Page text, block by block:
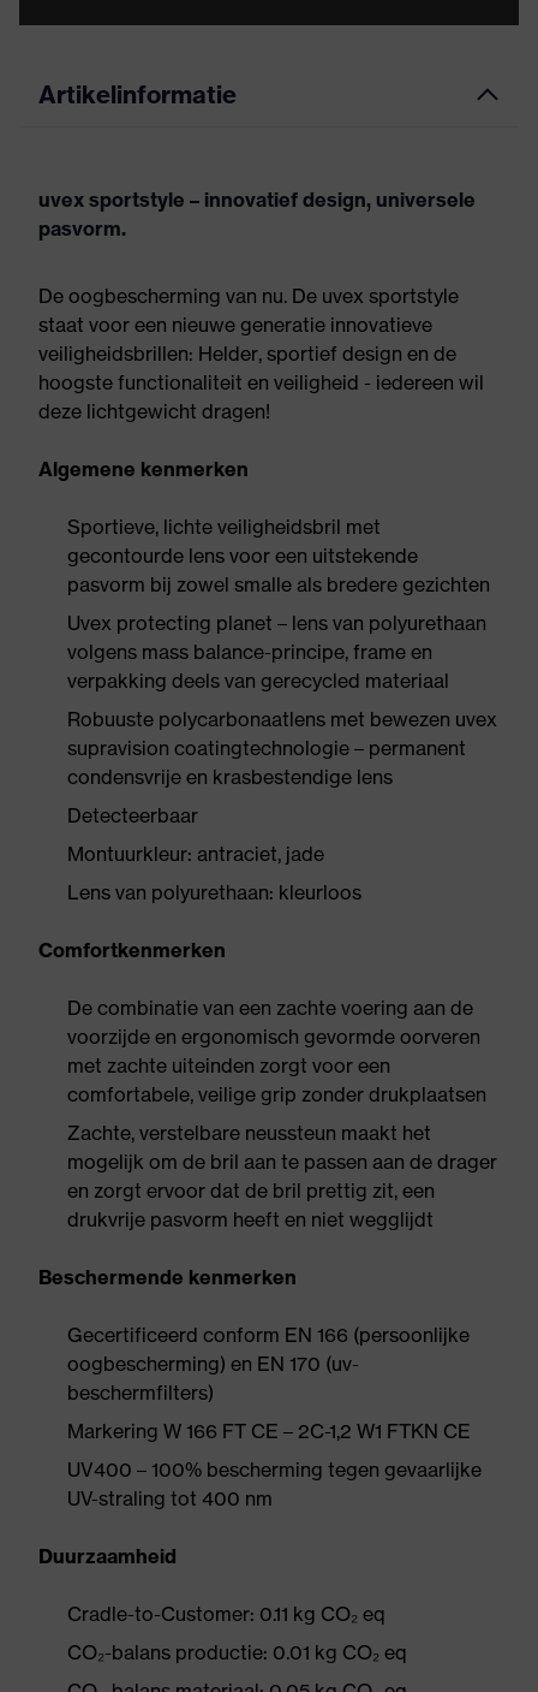
Artikelinformatie
uvex sportstyle – innovatief design, universele
pasvorm.
De oogbescherming van nu. De uvex sportstyle
staat voor een nieuwe generatie innovatieve
veiligheidsbrillen: Helder, sportief design en de
hoogste functionaliteit en veiligheid - iedereen wil
deze lichtgewicht dragen!
Algemene kenmerken
Sportieve, lichte veiligheidsbril met
gecontourde lens voor een uitstekende
pasvorm bij zowel smalle als bredere gezichten
Uvex protecting planet – lens van polyurethaan
volgens mass balance-principe, frame en
verpakking deels van gerecycled materiaal
Robuuste polycarbonaatlens met bewezen uvex
supravision coatingtechnologie – permanent
condensvrije en krasbestendige lens
Detecteerbaar
Montuurkleur: antraciet, jade
Lens van polyurethaan: kleurloos
Comfortkenmerken
De combinatie van een zachte voering aan de
voorzijde en ergonomisch gevormde oorveren
met zachte uiteinden zorgt voor een
comfortabele, veilige grip zonder drukplaatsen
Zachte, verstelbare neussteun maakt het
mogelijk om de bril aan te passen aan de drager
en zorgt ervoor dat de bril prettig zit, een
drukvrije pasvorm heeft en niet wegglijdt
Beschermende kenmerken
Gecertificeerd conform EN 166 (persoonlijke
oogbescherming) en EN 170 (uv-
beschermfilters)
Markering W 166 FT CE – 2C-1,2 W1 FTKN CE
UV400 – 100% bescherming tegen gevaarlijke
UV-straling tot 400 nm
Duurzaamheid
Cradle-to-Customer: 0.11 kg CO₂ eq
CO₂-balans productie: 0.01 kg CO₂ eq